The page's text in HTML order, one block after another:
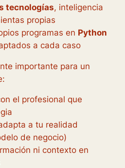
tecnologías, inteligencia
propias
programas en Python
a cada caso
importante para un
el profesional que
a tu realidad
de negocio)
ni contexto en